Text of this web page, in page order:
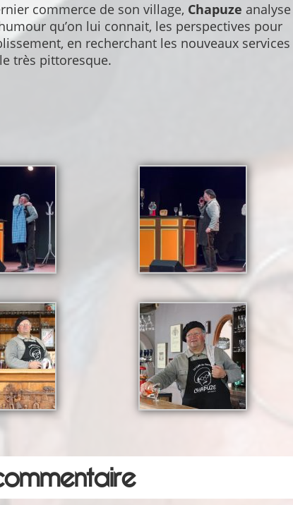
commerce de son village, Chapuze analyse
qu’on lui connait, les perspectives pour
en recherchant les nouveaux services
très pittoresque.